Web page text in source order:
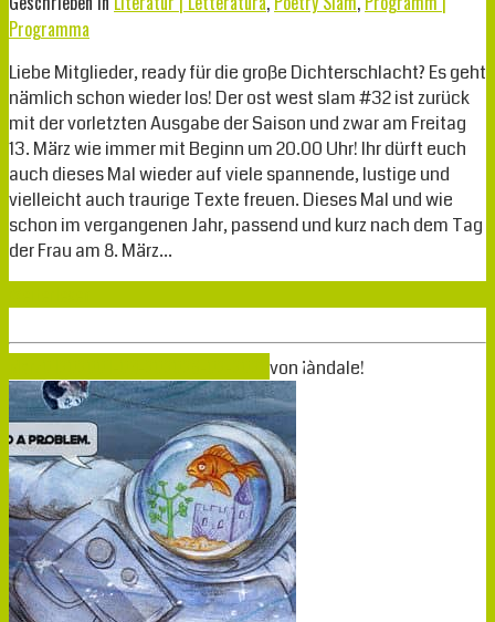
Programma
Liebe Mitglieder, ready für die große Dichterschlacht? Es geht
nämlich schon wieder los! Der ost west slam #32 ist zurück
mit der vorletzten Ausgabe der Saison und zwar am Freitag
13. März wie immer mit Beginn um 20.00 Uhr! Ihr dürft euch
auch dieses Mal wieder auf viele spannende, lustige und
vielleicht auch traurige Texte freuen. Dieses Mal und wie
schon im vergangenen Jahr, passend und kurz nach dem Tag
der Frau am 8. März…
von ¡àndale!